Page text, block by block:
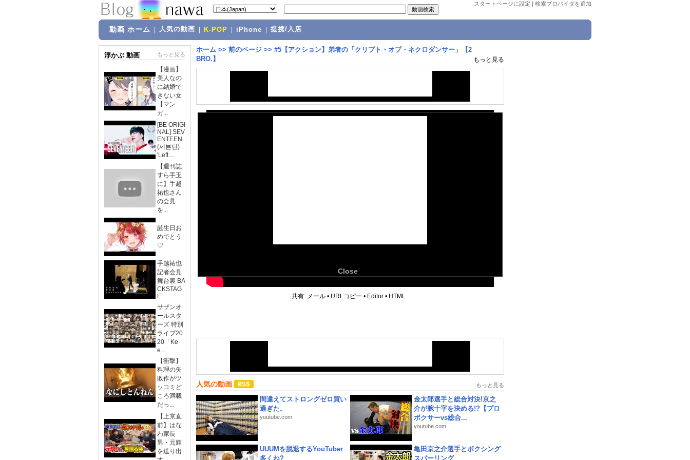
スタートページに設定 | 検索プロバイダを追加
動画 ホーム 人気の動画 K-POP iPhone 提携/入店
浮かぶ 動画 もっと見る
【漫画】
美人なの
に結婚で
きない女
【マン
ガ...
[BE ORIGI
NAL] SEV
ENTEEN
(세븐틴)
'Left...
【週刊誌
すら手玉
に】手越
祐也さん
の会見
を...
誕生日お
めでとう
♡
手越祐也
記者会見
舞台裏 BA
CKSTAG
E
サザンオ
ールスタ
ーズ 特別
ライブ20
20「Ke
e...
【衝撃】
料理の失
敗作がツ
ッコミど
ころ満載
だっ...
【上京直
前】はな
わ家長
男・元輝
を送り出
ホーム >> 前のページ >> #5【アクション】弟者の「クリプト・オブ・ネクロダンサー」【2
BRO.】
もっと見る
Close
共有: メール • URLコピー • Editor • HTML
人気の動画 もっと見る
間違えてストロングゼロ買い
過ぎた。
youtube.com
金太郎選手と総合対決!京之
介が腕十字を決める!?【プロ
ボクサーvs総合...
youtube.com
UUUMを脱退するYouTuber
多くね?
亀田京之介選手とボクシング
スパーリング